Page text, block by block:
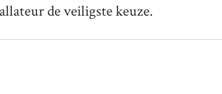
de veiligste keuze.